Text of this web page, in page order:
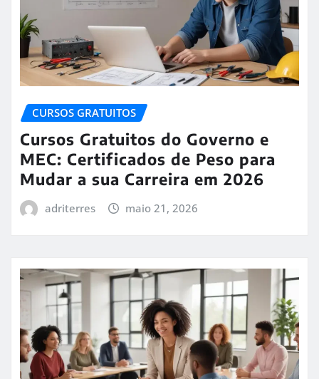
CURSOS GRATUITOS
Cursos Gratuitos do Governo e
MEC: Certificados de Peso para
Mudar a sua Carreira em 2026
adriterres maio 21, 2026